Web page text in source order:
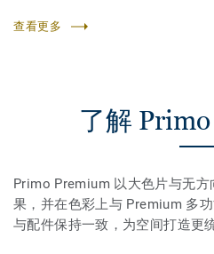
查看更多
了解
Primo Premium 以大色片与无
果，并在色彩上与 Premium 多
与配件保持一致，为空间打造更